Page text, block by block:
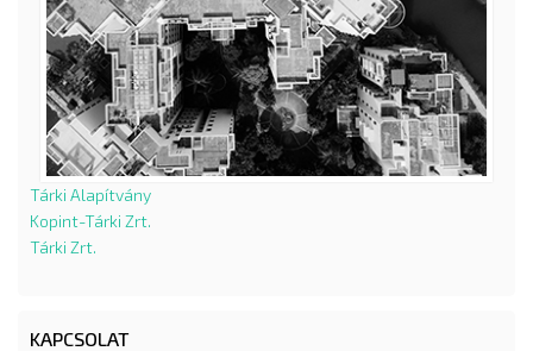
Tárki Alapítvány
Kopint-Tárki Zrt.
Tárki Zrt.
KAPCSOLAT